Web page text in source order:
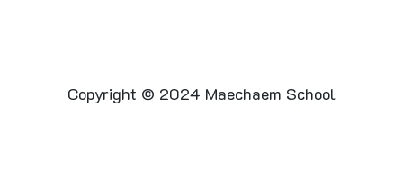
Copyright © 2024 Maechaem School